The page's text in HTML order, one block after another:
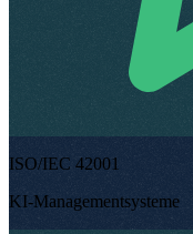
ISO/IEC 42001
KI-Managementsysteme